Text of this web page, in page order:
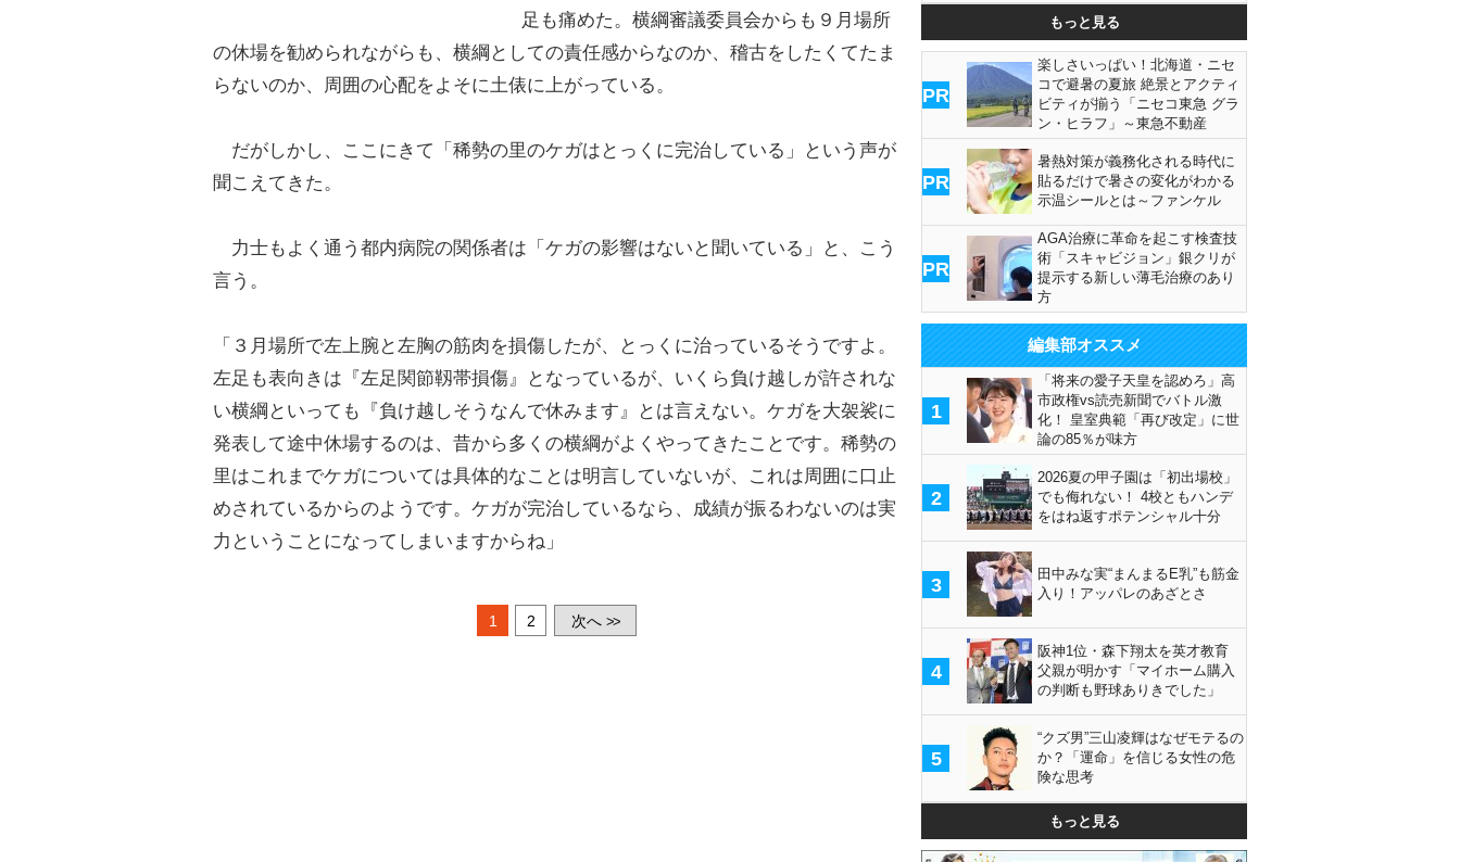
足も痛めた。横綱審議委員会からも９月場所
の休場を勧められながらも、横綱としての責任感からなのか、稽古をしたくてたま
らないのか、周囲の心配をよそに土俵に上がっている。
だがしかし、ここにきて「稀勢の里のケガはとっくに完治している」という声が
聞こえてきた。
力士もよく通う都内病院の関係者は「ケガの影響はないと聞いている」と、こう
言う。
「３月場所で左上腕と左胸の筋肉を損傷したが、とっくに治っているそうですよ。
左足も表向きは『左足関節靱帯損傷』となっているが、いくら負け越しが許されな
い横綱といっても『負け越しそうなんで休みます』とは言えない。ケガを大袈裟に
発表して途中休場するのは、昔から多くの横綱がよくやってきたことです。稀勢の
里はこれまでケガについては具体的なことは明言していないが、これは周囲に口止
めされているからのようです。ケガが完治しているなら、成績が振るわないのは実
力ということになってしまいますからね」
1 2 次へ >>
もっと見る
PR
楽しさいっぱい！北海道・ニセ
コで避暑の夏旅 絶景とアクティ
ビティが揃う「ニセコ東急 グラ
ン・ヒラフ」～東急不動産
PR
暑熱対策が義務化される時代に
貼るだけで暑さの変化がわかる
示温シールとは～ファンケル
PR
AGA治療に革命を起こす検査技
術「スキャビジョン」銀クリが
提示する新しい薄毛治療のあり
方
編集部オススメ
1
「将来の愛子天皇を認めろ」高
市政権vs読売新聞でバトル激
化！ 皇室典範「再び改定」に世
論の85％が味方
2
2026夏の甲子園は「初出場校」
でも侮れない！ 4校ともハンデ
をはね返すポテンシャル十分
3
田中みな実“まんまるE乳”も筋金
入り！アッパレのあざとさ
4
阪神1位・森下翔太を英才教育
父親が明かす「マイホーム購入
の判断も野球ありきでした」
5
“クズ男”三山凌輝はなぜモテるの
か？「運命」を信じる女性の危
険な思考
もっと見る